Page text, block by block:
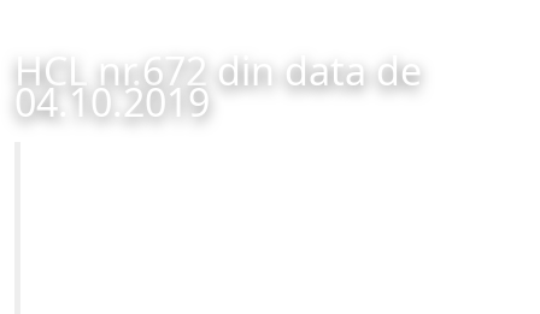
HCL nr.672 din data de
04.10.2019